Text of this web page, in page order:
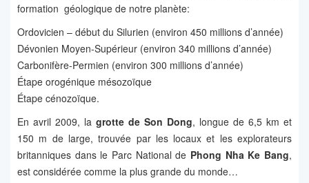
formation géologique de notre planète:
Ordovicien – début du Silurien (environ 450 millions d’année)
Dévonien Moyen-Supérieur (environ 340 millions d’année)
Carbonifère-Permien (environ 300 millions d’année)
Étape orogénique mésozoïque
Étape cénozoïque.
En avril 2009, la grotte de Son Dong, longue de 6,5 km et
150 m de large, trouvée par les locaux et les explorateurs
britanniques dans le Parc National de Phong Nha Ke Bang,
est considérée comme la plus grande du monde…